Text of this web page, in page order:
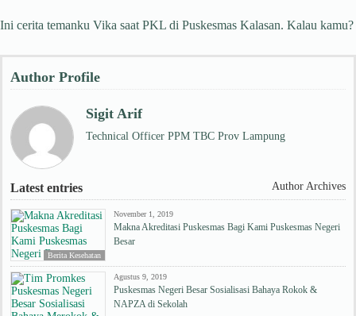
Ini cerita temanku Vika saat PKL di Puskesmas Kalasan. Kalau kamu?
Author Profile
Sigit Arif
Technical Officer PPM TBC Prov Lampung
Latest entries Author Archives
Berita Kesehatan
November 1, 2019
Makna Akreditasi Puskesmas Bagi Kami Puskesmas Negeri
Besar
Agustus 9, 2019
Puskesmas Negeri Besar Sosialisasi Bahaya Rokok &
NAPZA di Sekolah